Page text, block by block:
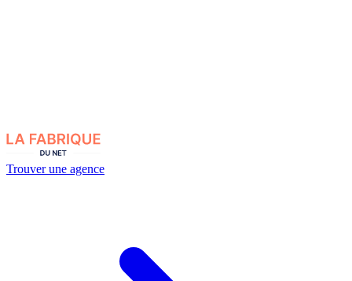
Trouver une agence